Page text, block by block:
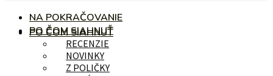
PO ČOM SIAHNUŤ
NA POKRAČOVANIE
PO ČOM SIAHNUŤ
RECENZIE
NOVINKY
Z POLIČKY